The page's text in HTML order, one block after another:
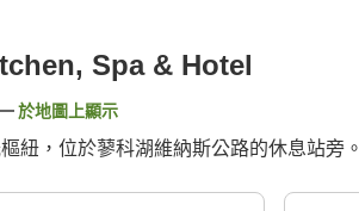
Spa & Hotel
於地圖上顯示
紐，位於蓼科湖維納斯公路的休息站旁。